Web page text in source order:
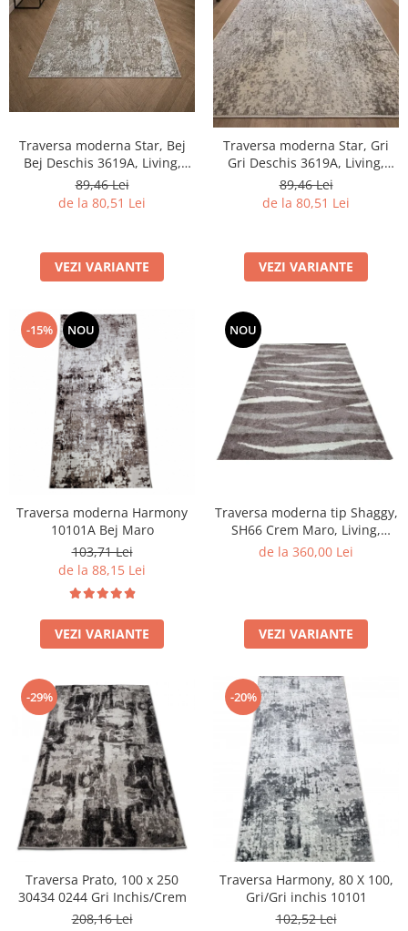
Traversa moderna Star, Bej
Bej Deschis 3619A, Living,
Dormitor, Hol, 80 x 250 cm
89,46 Lei
de la 80,51 Lei
VEZI VARIANTE
Traversa moderna Star, Gri
Gri Deschis 3619A, Living,
Dormitor, Hol, 80 x 250 cm
89,46 Lei
de la 80,51 Lei
VEZI VARIANTE
-15% NOU
Traversa moderna Harmony
10101A Bej Maro
103,71 Lei
de la 88,15 Lei
VEZI VARIANTE
NOU
Traversa moderna tip Shaggy,
SH66 Crem Maro, Living,
Dormitor
de la 360,00 Lei
VEZI VARIANTE
-29%
Traversa Prato, 100 x 250
30434 0244 Gri Inchis/Crem
208,16 Lei
-20%
Traversa Harmony, 80 X 100,
Gri/Gri inchis 10101
102,52 Lei